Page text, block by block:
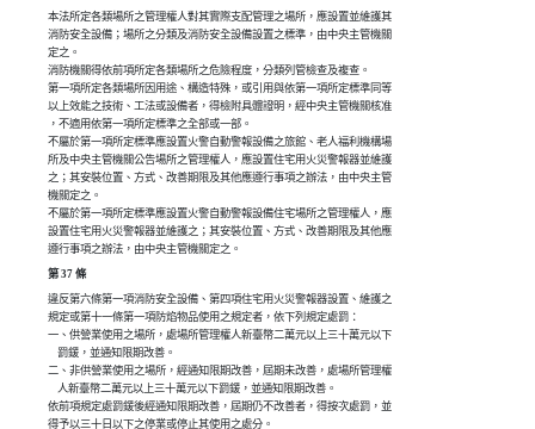
本法所定各類場所之管理權人對其實際支配管理之場所，應設置並維護其
消防安全設備；場所之分類及消防安全設備設置之標準，由中央主管機關
定之。
消防機關得依前項所定各類場所之危險程度，分類列管檢查及複查。
第一項所定各類場所因用途、構造特殊，或引用與依第一項所定標準同等
以上效能之技術、工法或設備者，得檢附具體證明，經中央主管機關核准
，不適用依第一項所定標準之全部或一部。
不屬於第一項所定標準應設置火警自動警報設備之旅館、老人福利機構場
所及中央主管機關公告場所之管理權人，應設置住宅用火災警報器並維護
之；其安裝位置、方式、改善期限及其他應遵行事項之辦法，由中央主管
機關定之。
不屬於第一項所定標準應設置火警自動警報設備住宅場所之管理權人，應
設置住宅用火災警報器並維護之；其安裝位置、方式、改善期限及其他應
遵行事項之辦法，由中央主管機關定之。
第 37 條
違反第六條第一項消防安全設備、第四項住宅用火災警報器設置、維護之
規定或第十一條第一項防焰物品使用之規定者，依下列規定處罰：
一、供營業使用之場所，處場所管理權人新臺幣二萬元以上三十萬元以下
    罰鍰，並通知限期改善。
二、非供營業使用之場所，經通知限期改善，屆期未改善，處場所管理權
    人新臺幣二萬元以上三十萬元以下罰鍰，並通知限期改善。
依前項規定處罰鍰後經通知限期改善，屆期仍不改善者，得按次處罰，並
得予以三十日以下之停業或停止其使用之處分。